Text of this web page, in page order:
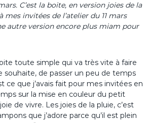
C’est la boite, en version joies de la
mes invitées de l’atelier du 11 mars
autre version encore plus miam pour
toute simple qui va très vite à faire
souhaite, de passer un peu de temps
ce que j’avais fait pour mes invitées en
sur la mise en couleur du petit
de vivre. Les joies de la pluie, c’est
que j’adore parce qu’il est plein